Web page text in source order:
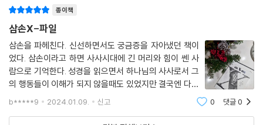
하나님을 왕으로 섬기며 사는 것만이 ‘말로 형용할 수 없는 하나님의 은혜
와 사랑’을 누리는 길입니다. 또 하나의 사사 시대가 되어 버린 오늘을 살아
가며 시대적 부름 앞에 선 우리에게 이제부터 펼쳐질 삼손 X-파일이 새로
운 이정표가 되기를 기대합니다. 그리고 각자의 삶에 큰 도전을 주며 과감
한 믿음의 결단을 내리는 자리로 인도해 주기를 기대하며 기도합니다.
결혼을 앞두고 인생의 미래를 기도하며 설계하는 청년들에게 아주 귀한 선
누며 함께 기도하면 은혜 안에서 영적으로 함께 성장하는 도구로도 아주
귀히 쓰임받으리라 생각합니다.
- 전정구 (훼이스 신학교 성경신학/조직신학 교수)
저자는 역할을 성공적으로 수행했는지 여부가 아니라, 그의 정체성이 무엇
종이책
삼손X-파일
삼손을 파헤친다. 신선하면서도 궁금증을 자아냈던 책이
었다. 삼손이라고 하면 사사시대에 긴 머리와 힘이 쎈 사
람으로 기억한다. 성경을 읽으면서 하나님의 사사로서 그
의 행동들이 이해가 되지 않을때도 있었지만 결국엔 다곤
신전을 무너뜨리고 블레셋 사람들을 살아있을 때보다 더
다. 하지만 삼손 X-파일을 읽으면서 그의
b*****9 2024.01.09. 신고 0 댓글0